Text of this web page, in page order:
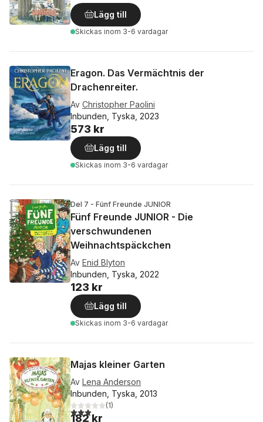
Lägg till
Skickas inom 3-6 vardagar
Eragon. Das Vermächtnis der
Drachenreiter.
Av Christopher Paolini
Inbunden, Tyska, 2023
573 kr
Lägg till
Skickas inom 3-6 vardagar
Del 7 - Fünf Freunde JUNIOR
Fünf Freunde JUNIOR - Die
verschwundenen
Weihnachtspäckchen
Av Enid Blyton
Inbunden, Tyska, 2022
123 kr
Lägg till
Skickas inom 3-6 vardagar
Majas kleiner Garten
Av Lena Anderson
Inbunden, Tyska, 2013
3,0utav 5 stjärnor. Totalt antal röster:
(1)
182 kr